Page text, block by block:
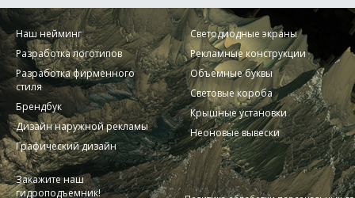
Наш нейминг
Разработка логотипов
Разработка фирменного
стиля
Брендбук
Дизайн наружной рекламы
Графический дизайн
Светодиодные экраны
Рекламные конструкции
Объемные буквы
Световые короба
Крышные установки
Неоновые вывески
Закажите наш
гидроподъемник!